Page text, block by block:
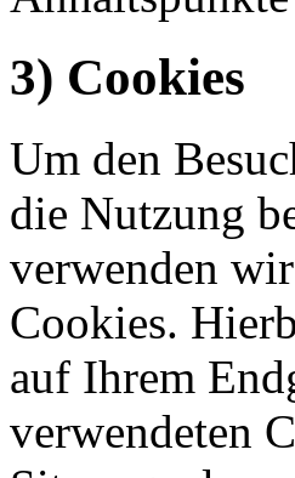
3) Cookies
Um den
die Nutzung
verwenden
Cookies.
auf Ihrem
verwendeten